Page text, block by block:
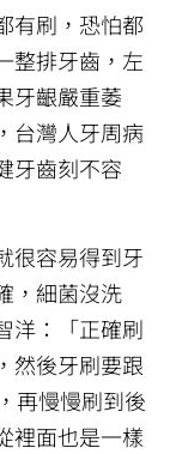
有刷，恐怕都
整排牙齒，左
牙齦嚴重萎
台灣人牙周病
牙齒刻不容
很容易得到牙
，細菌沒洗
洋：「正確刷
然後牙刷要跟
再慢慢刷到後
裡面也是一樣